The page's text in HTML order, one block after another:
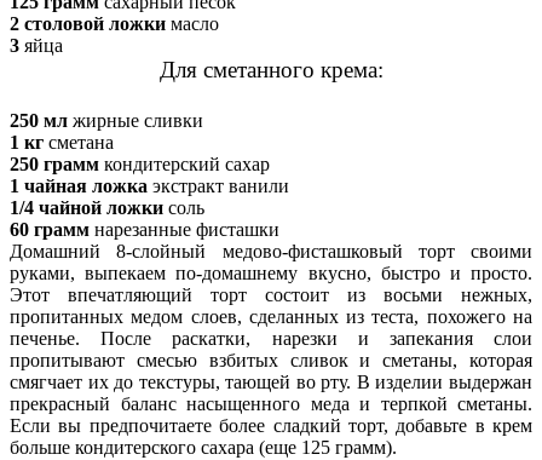
2 столовой ложки масло
3 яйца
Для сметанного крема:
250 мл жирные сливки
1 кг сметана
250 грамм кондитерский сахар
1 чайная ложка экстракт ванили
1/4 чайной ложки соль
60 грамм нарезанные фисташки
Домашний 8-слойный медово-фисташковый торт своими
руками, выпекаем по-домашнему вкусно, быстро и просто.
Этот впечатляющий торт состоит из восьми нежных,
пропитанных медом слоев, сделанных из теста, похожего на
печенье. После раскатки, нарезки и запекания слои
пропитывают смесью взбитых сливок и сметаны, которая
смягчает их до текстуры, тающей во рту. В изделии выдержан
прекрасный баланс насыщенного меда и терпкой сметаны.
Если вы предпочитаете более сладкий торт, добавьте в крем
больше кондитерского сахара (еще 125 грамм).